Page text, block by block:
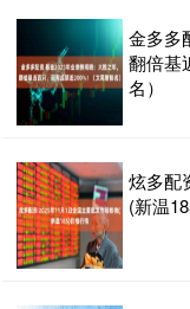
金多多
翻倍基
名）
炫多配
(新温